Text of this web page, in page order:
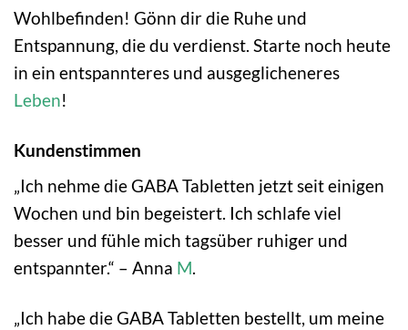
Wohlbefinden! Gönn dir die Ruhe und
Entspannung, die du verdienst. Starte noch heute
in ein entspannteres und ausgeglicheneres
Leben!
Kundenstimmen
„Ich nehme die GABA Tabletten jetzt seit einigen
Wochen und bin begeistert. Ich schlafe viel
besser und fühle mich tagsüber ruhiger und
entspannter.“ – Anna M.
„Ich habe die GABA Tabletten bestellt, um meine